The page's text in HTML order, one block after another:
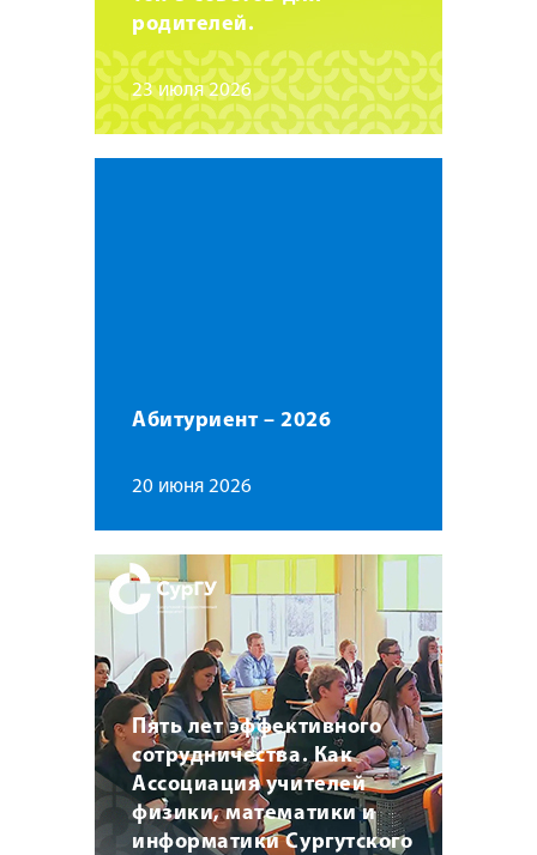
родителей.
23 июля 2026
Абитуриент – 2026
20 июня 2026
Пять лет эффективного
сотрудничества. Как
Ассоциация учителей
физики, математики и
информатики Сургутского